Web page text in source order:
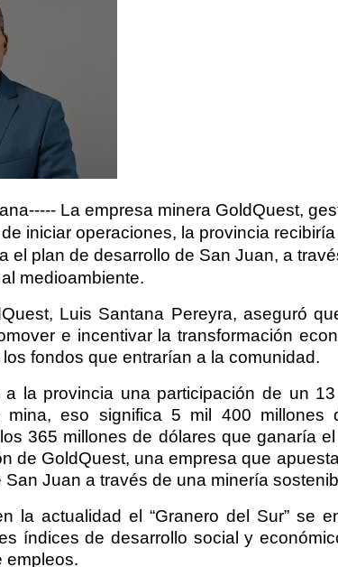
La empresa minera GoldQuest,
de iniciar operaciones, la provincia
el plan de desarrollo de San Juan, a
medioambiente.
Luis Santana Pereyra, aseguró
e incentivar la transformación
fondos que entrarían a la comunidad.
a la provincia una participación de un
mina, eso significa 5 mil 400 millones
365 millones de dólares que ganaría
de GoldQuest, una empresa que
Juan a través de una minería
la actualidad el “Granero del Sur” se
índices de desarrollo social y
empleos.